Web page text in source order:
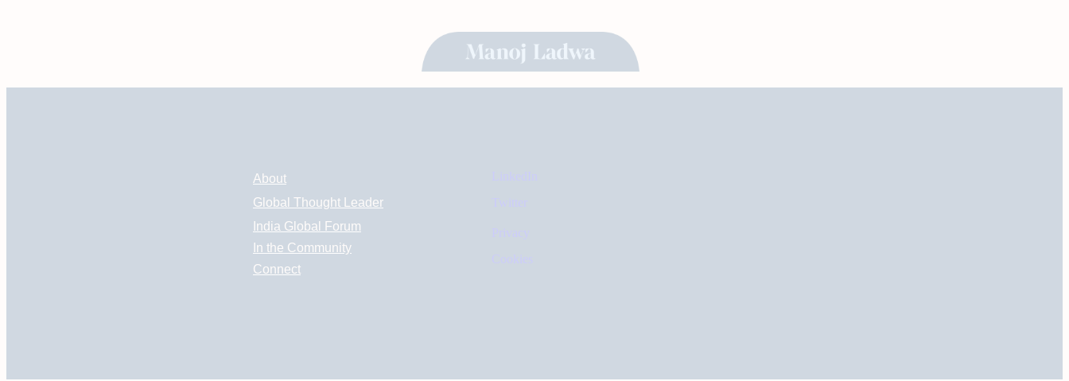
About
Global Thought Leader
India Global Forum
In the Community
Connect
LinkedIn
Twitter
Privacy
Cookies